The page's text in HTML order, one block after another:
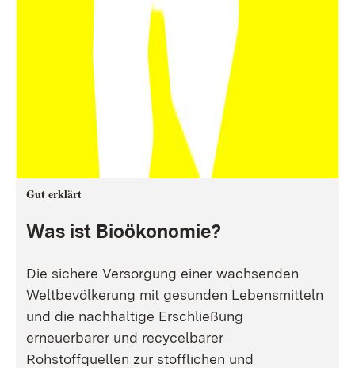
Gut erklärt
Was ist Bioökonomie?
Die sichere Versorgung einer wachsenden
Weltbevölkerung mit gesunden Lebensmitteln
und die nachhaltige Erschließung
erneuerbarer und recycelbarer
Rohstoffquellen zur stofflichen und